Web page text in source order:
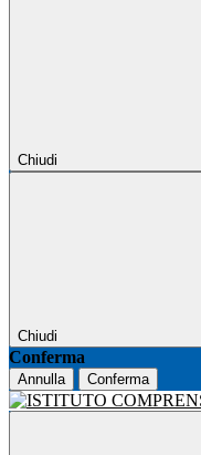
Chiudi
Chiudi
Conferma
Annulla Conferma